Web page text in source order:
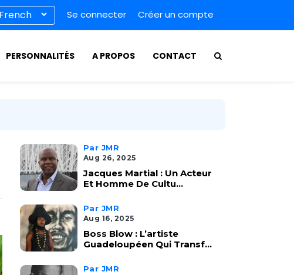
Se connecter Créer un compte
PERSONNALITÉS A PROPOS CONTACT
Par JMR
Aug 26, 2025
Jacques Martial : Un Acteur
Et Homme De Cultu...
Par JMR
Aug 16, 2025
Boss Blow : L’artiste
Guadeloupéen Qui Transf...
Par JMR